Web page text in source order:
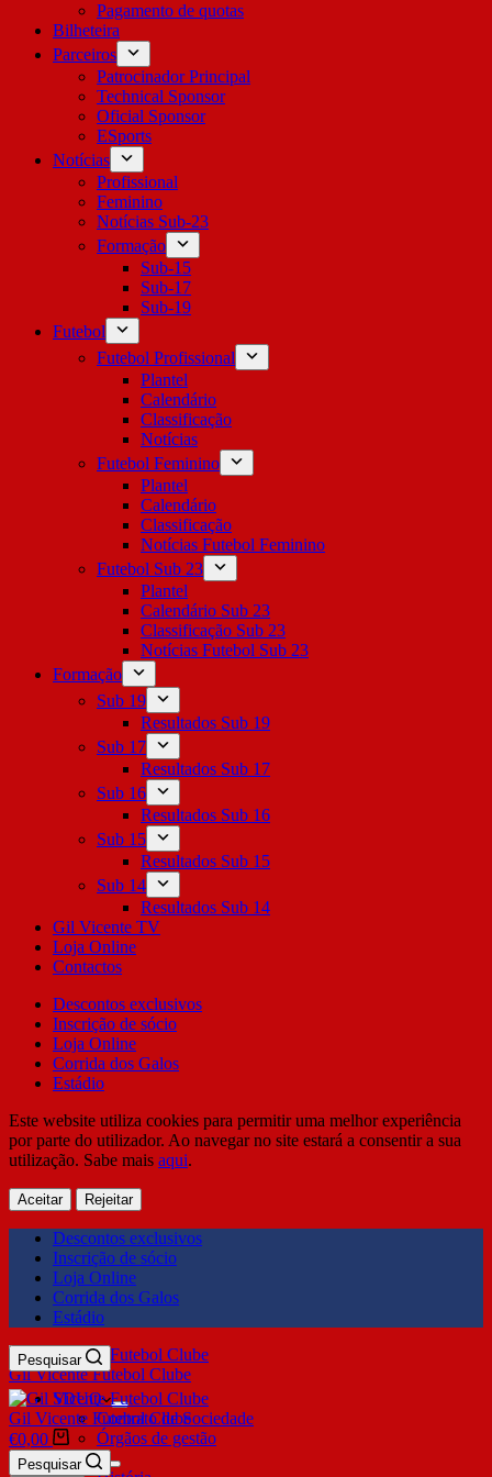
Pagamento de quotas
Bilheteira
Parceiros
Patrocinador Principal
Technical Sponsor
Oficial Sponsor
ESports
Notícias
Profissional
Feminino
Notícias Sub-23
Formação
Sub-15
Sub-17
Sub-19
Futebol
Futebol Profissional
Plantel
Calendário
Classificação
Notícias
Futebol Feminino
Plantel
Calendário
Classificação
Notícias Futebol Feminino
Futebol Sub 23
Plantel
Calendário Sub 23
Classificação Sub 23
Notícias Futebol Sub 23
Formação
Sub 19
Resultados Sub 19
Sub 17
Resultados Sub 17
Sub 16
Resultados Sub 16
Sub 15
Resultados Sub 15
Sub 14
Resultados Sub 14
Gil Vicente TV
Loja Online
Contactos
Descontos exclusivos
Inscrição de sócio
Loja Online
Corrida dos Galos
Estádio
Este website utiliza cookies para permitir uma melhor experiência
por parte do utilizador. Ao navegar no site estará a consentir a sua
utilização. Sabe mais aqui.
Aceitar Rejeitar
Descontos exclusivos
Inscrição de sócio
Loja Online
Corrida dos Galos
Estádio
Gil Vicente Futebol Clube
Pesquisar
SDUQ
Contrato de Sociedade
Órgãos de gestão
Clube
Gil Vicente Futebol Clube
€0,00
Pesquisar